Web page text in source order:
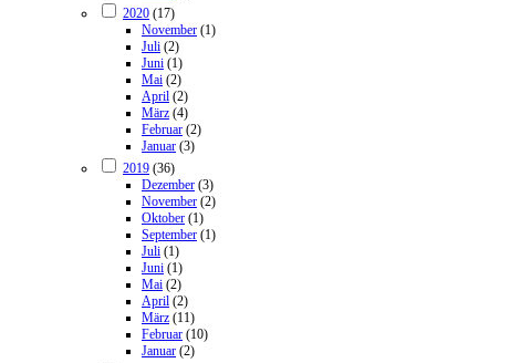
2020 (17)
November (1)
Juli (2)
Juni (1)
Mai (2)
April (2)
März (4)
Februar (2)
Januar (3)
2019 (36)
Dezember (3)
November (2)
Oktober (1)
September (1)
Juli (1)
Juni (1)
Mai (2)
April (2)
März (11)
Februar (10)
Januar (2)